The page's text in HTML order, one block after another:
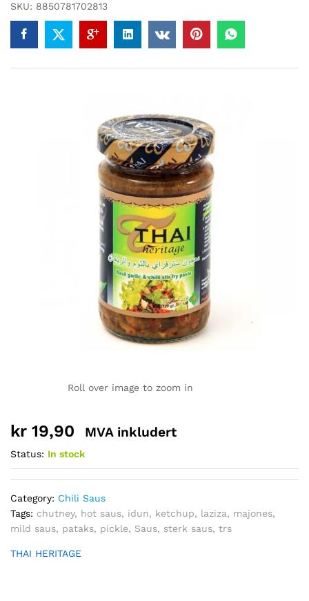
SKU: 8850781702813
Roll over image to zoom in
kr 19,90 MVA inkludert
Status: In stock
Category: Chili Saus
Tags: chutney, hot saus, idun, ketchup, laziza, majones,
mild saus, pataks, pickle, Saus, sterk saus, trs
THAI HERITAGE